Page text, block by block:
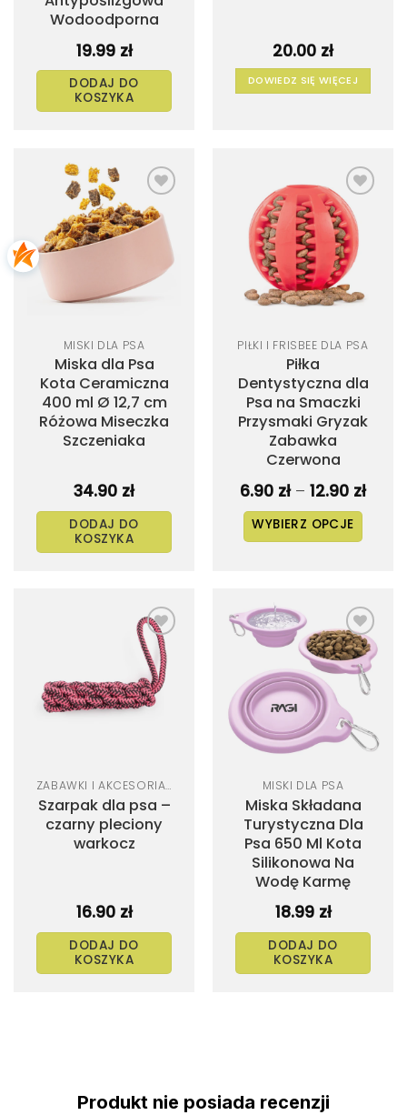
Wodoodporna
19.99 zł
DODAJ DO
KOSZYKA
20.00 zł
DOWIEDZ SIĘ WIĘCEJ
Dodaj
do
listy
życzeń
MISKI DLA PSA
Miska dla Psa
Kota Ceramiczna
400 ml Ø 12,7 cm
Różowa Miseczka
Szczeniaka
34.90 zł
DODAJ DO
KOSZYKA
Dodaj
do
listy
życzeń
PIŁKI I FRISBEE DLA PSA
Piłka
Dentystyczna dla
Psa na Smaczki
Przysmaki Gryzak
Zabawka
Czerwona
6.90 zł – 12.90 zł
WYBIERZ OPCJE
wiele
wariantów.
Opcje
można
wybrać
na
stronie
produktu
Dodaj
do
listy
życzeń
ZABAWKI I AKCESORIA DLA PSA
Szarpak dla psa –
czarny pleciony
warkocz
16.90 zł
DODAJ DO
KOSZYKA
Dodaj
do
listy
życzeń
MISKI DLA PSA
Miska Składana
Turystyczna Dla
Psa 650 Ml Kota
Silikonowa Na
Wodę Karmę
18.99 zł
DODAJ DO
KOSZYKA
Produkt nie posiada recenzji